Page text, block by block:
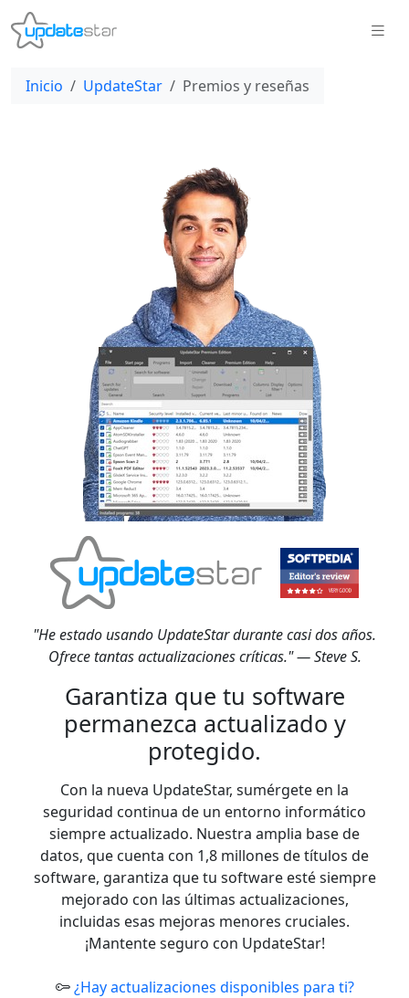
Inicio UpdateStar Premios y reseñas
"He estado usando UpdateStar durante casi dos años.
Ofrece tantas actualizaciones críticas." — Steve S.
Garantiza que tu software
permanezca actualizado y
protegido.
Con la nueva UpdateStar, sumérgete en la
seguridad continua de un entorno informático
siempre actualizado. Nuestra amplia base de
datos, que cuenta con 1,8 millones de títulos de
software, garantiza que tu software esté siempre
mejorado con las últimas actualizaciones,
incluidas esas mejoras menores cruciales.
¡Mantente seguro con UpdateStar!
¿Hay actualizaciones disponibles para ti?